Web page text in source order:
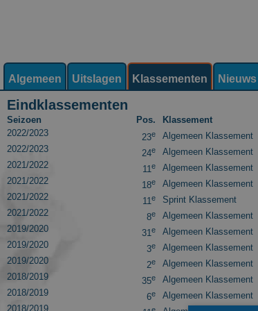
Algemeen Uitslagen Klassementen Nieuws
Eindklassementen
Seizoen Pos. Klassement
2022/2023
23e Algemeen Klassement
2022/2023
24e Algemeen Klassement
2021/2022
11e Algemeen Klassement
2021/2022
18e Algemeen Klassement
2021/2022
11e Sprint Klassement
2021/2022
8e Algemeen Klassement
2019/2020
31e Algemeen Klassement
2019/2020
3e Algemeen Klassement
2019/2020
2e Algemeen Klassement
2018/2019
35e Algemeen Klassement
2018/2019
6e Algemeen Klassement
2018/2019